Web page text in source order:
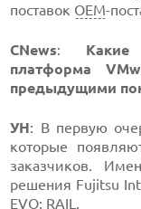
поставок ОЕМ-
CNews: Какие
платформа
предыдущими
УН: В первую
которые
заказчиков.
решения Fujitsu
EVO: RAIL.